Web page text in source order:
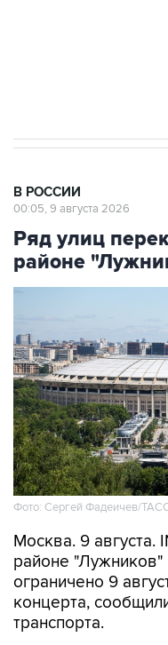
В РОССИИ
00:05, 9 августа 2026
Ряд улиц
районе
Фото: Сергей Фадеичев/
Москва. 9 августа.
районе
ограничено 9
концерта,
транспорта.